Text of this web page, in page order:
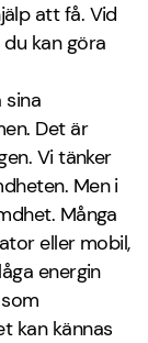
att få. Vid
kan göra
Det är
Vi tänker
Men i
Många
eller mobil,
energin
kan kännas